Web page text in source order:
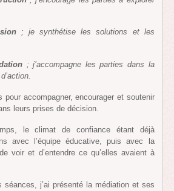
; je synthétise les solutions et les
; j’accompagne les parties dans la
pour accompagner, encourager et soutenir
leurs prises de décision.
le climat de confiance étant déjà
avec l’équipe éducative, puis avec la
voir et d’entendre ce qu’elles avaient à
séances, j’ai présenté la médiation et ses